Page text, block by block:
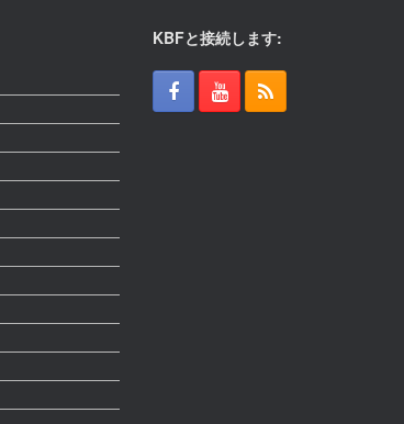
KBFと接続します: